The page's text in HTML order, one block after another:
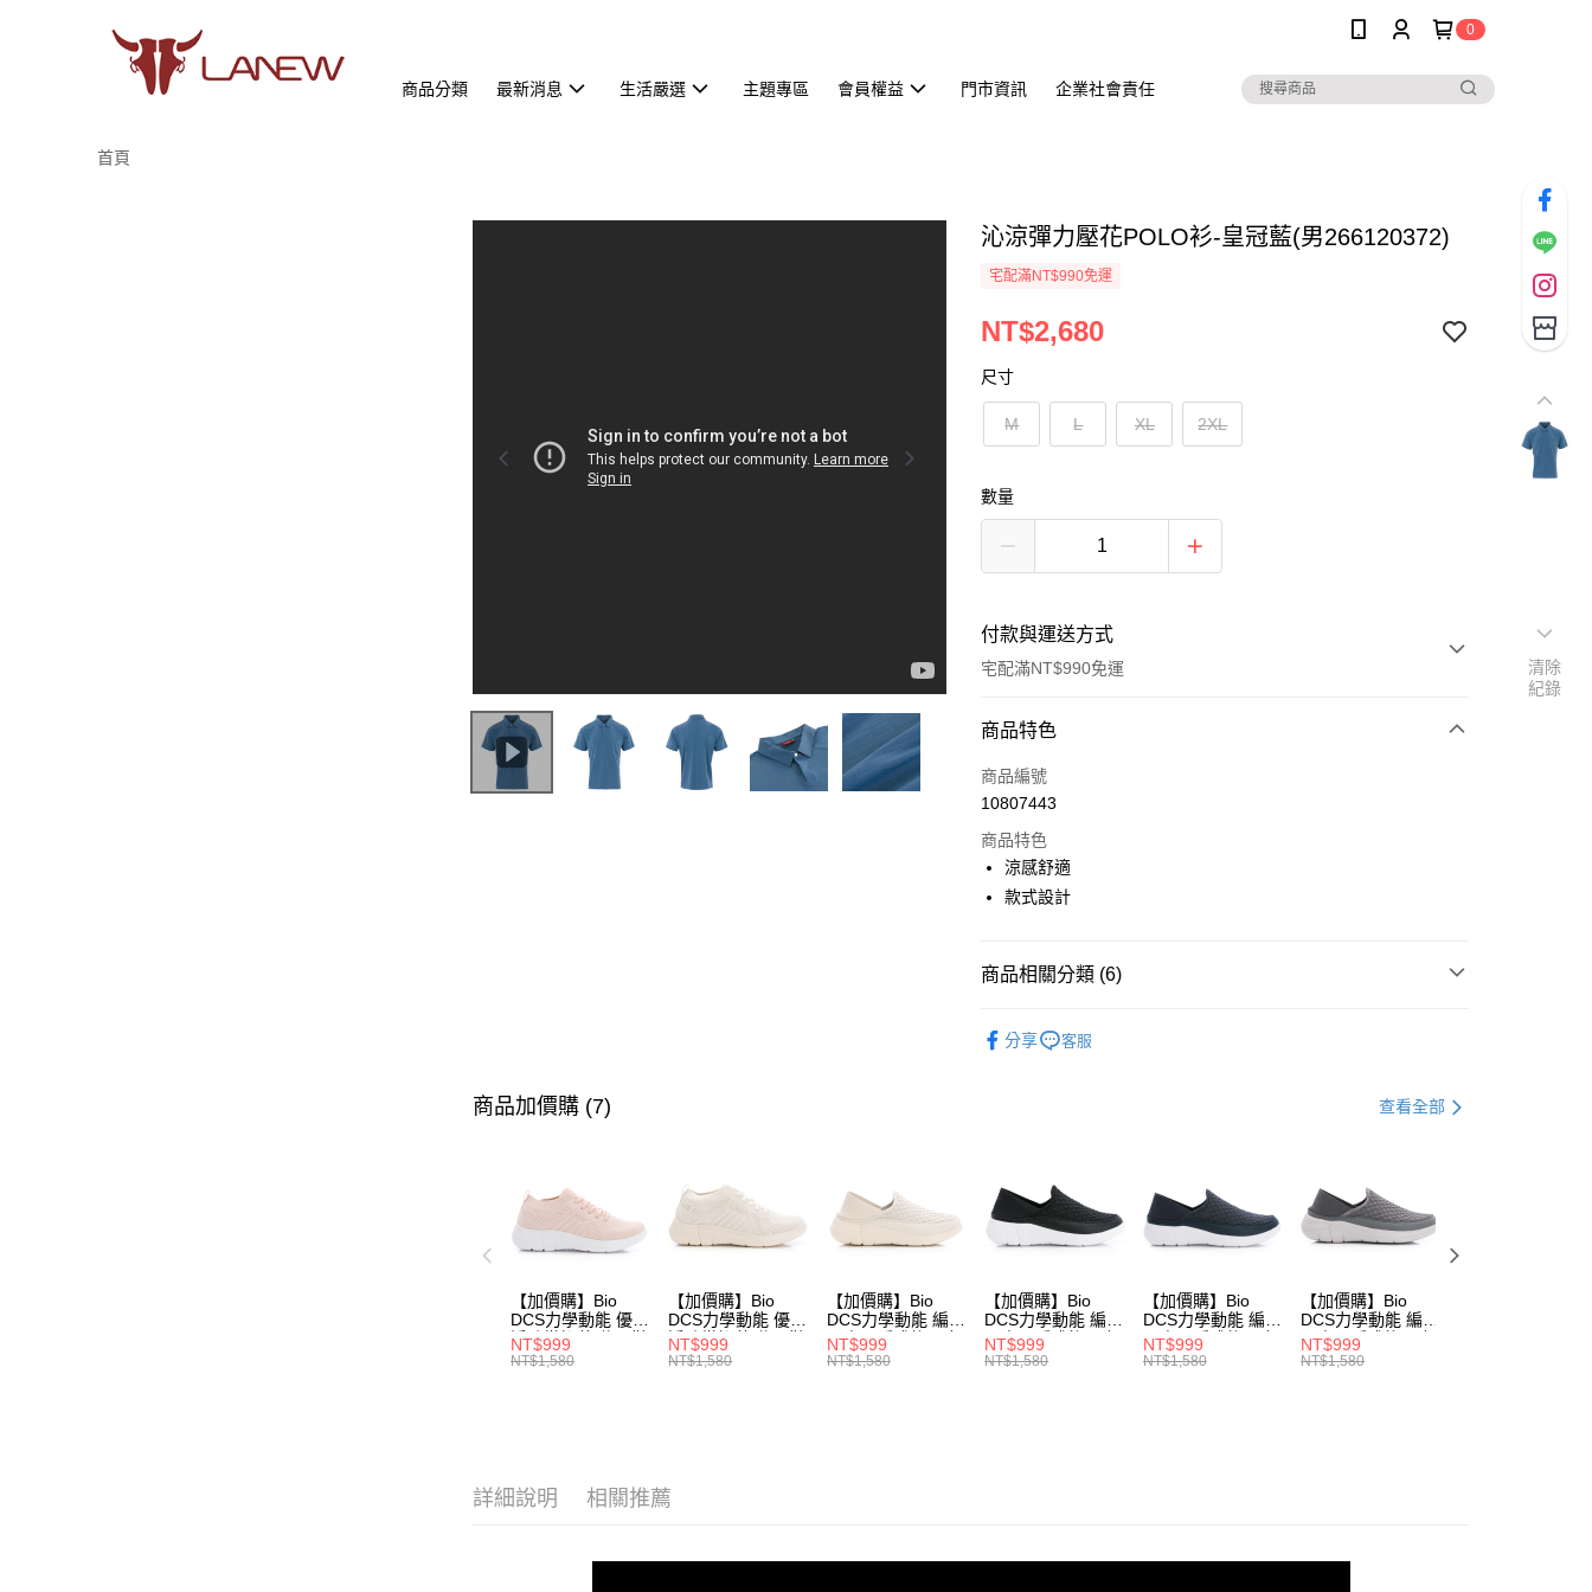
0
商品分類 最新消息 生活嚴選 主題專區 會員權益 門市資訊 企業社會責任
首頁
沁涼彈力壓花POLO衫-皇冠藍(男266120372)
宅配滿NT$990免運
NT$2,680
尺寸
M L XL 2XL
數量
付款與運送方式
宅配滿NT$990免運
付款方式
信用卡一次付款
Apple Pay
悠遊付
ATM付款
每筆NT$80，滿NT$990(含以上)免運費
付款後門市自取
商品特色
商品編號
10807443
商品特色
涼感舒適
款式設計
商品相關分類 (6)
▶ 優惠活動 ▌8/16前『型爸魅力登場』滿1件75折 滿2件65折
分享 客服
商品加價購 (7) 查看全部
【加價購】Bio
DCS力學動能 優纖
淨防黴抑菌 休閒鞋
(女231624551)
NT$999
NT$1,580
【加價購】Bio
DCS力學動能 優纖
淨防黴抑菌 休閒鞋
(女231624541)
NT$999
NT$1,580
【加價購】Bio
DCS力學動能 編織
兩穿可踩式後跟 輕
便鞋 運動鞋(女
NT$999
NT$1,580
【加價購】Bio
DCS力學動能 編織
兩穿可踩式後跟 輕
便鞋 運動鞋(女
NT$999
NT$1,580
【加價購】Bio
DCS力學動能 編織
兩穿可踩式後跟 輕
便鞋 運動鞋(男
NT$999
NT$1,580
【加價購】Bio
DCS力學動能 編織
兩穿可踩式後跟 輕
便鞋 運動鞋(男
NT$999
NT$1,580
詳細說明 相關推薦
清除
紀錄